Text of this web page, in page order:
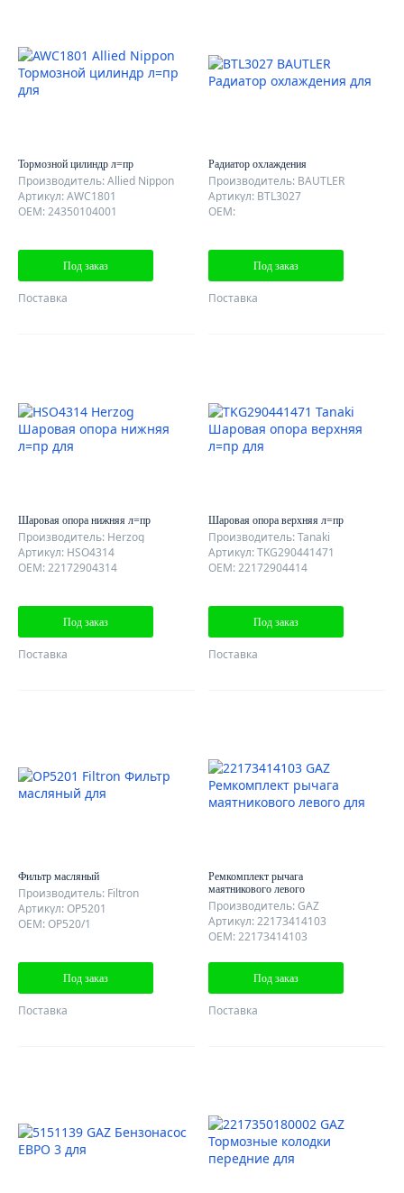
Тормозной цилиндр л=пр
Производитель: Allied Nippon
Артикул: AWC1801
OEM: 24350104001
Под заказ
Поставка
Радиатор охлаждения
Производитель: BAUTLER
Артикул: BTL3027
OEM:
Под заказ
Поставка
Шаровая опора нижняя л=пр
Производитель: Herzog
Артикул: HSO4314
OEM: 22172904314
Под заказ
Поставка
Шаровая опора верхняя л=пр
Производитель: Tanaki
Артикул: TKG290441471
OEM: 22172904414
Под заказ
Поставка
Фильтр масляный
Производитель: Filtron
Артикул: OP5201
OEM: OP520/1
Под заказ
Поставка
Ремкомплект рычага
маятникового левого
Производитель: GAZ
Артикул: 22173414103
OEM: 22173414103
Под заказ
Поставка